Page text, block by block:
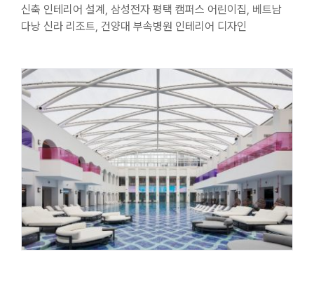
신축 인테리어 설계, 삼성전자 평택 캠퍼스 어린이집, 베트남
다낭 신라 리조트, 건양대 부속병원 인테리어 디자인